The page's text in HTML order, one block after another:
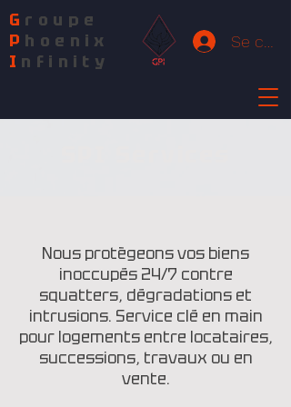
G roupe
P hoenix
I nfinity
Se
Nous protègeons vos biens
inoccupés 24/7 contre
squatters, dégradations et
intrusions. Service clé en main
pour logements entre locataires,
successions, travaux ou en
vente.